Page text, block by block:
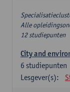
Alle
12 studiepunten
City and
6 studiepunten
Lesgever(s):